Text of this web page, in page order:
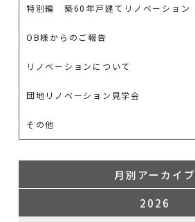
特別編 築60年戸建てリノベーション
OB様からのご報告
リノベーションについて
団地リノベーション見学会
その他
月別アーカイブ
2026